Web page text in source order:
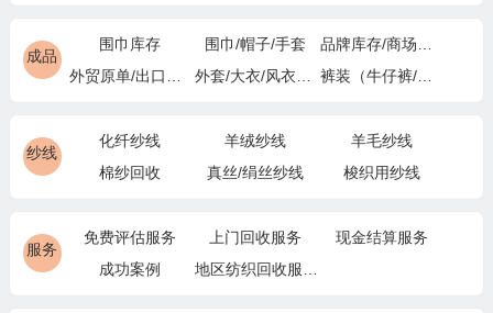
成品
围巾库存 围巾/帽子/手套
纱线
化纤纱线 羊绒纱线
羊毛纱线
棉纱回收
真丝/绢丝纱线 梭织用纱线
服务
免费评估服务 上门回收服务
现金结算服务
成功案例